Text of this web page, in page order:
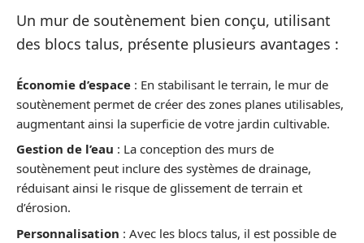
Un mur de soutènement bien conçu, utilisant
des blocs talus, présente plusieurs avantages :
Économie d’espace : En stabilisant le terrain, le mur de
soutènement permet de créer des zones planes utilisables,
augmentant ainsi la superficie de votre jardin cultivable.
Gestion de l’eau : La conception des murs de
soutènement peut inclure des systèmes de drainage,
réduisant ainsi le risque de glissement de terrain et
d’érosion.
Personnalisation : Avec les blocs talus, il est possible de